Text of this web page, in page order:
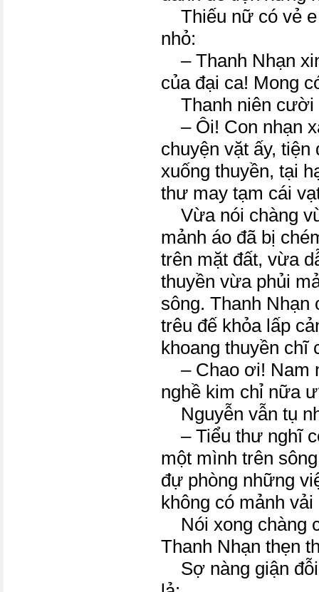
Thiếu nữ có vẻ e
nhỏ:
– Thanh Nhạn
của đại ca! Mong
Thanh niên cười
– Ôi! Con nhạn
chuyện vặt ấy,
xuống thuyền, tại
thư may tạm cái
Vừa nói chàng
mảnh áo đã bị
trên mặt đất, vừa
thuyền vừa phủi
sông. Thanh Nhạn
trêu đế khỏa lấp
khoang thuyền chĩ
– Chao ơi! Nam
nghề kim chỉ nữa
Nguyễn vẫn tụ
– Tiểu thư nghĩ
một mình trên
đự phòng những
không có mảnh
Nói xong chàng
Thanh Nhạn thẹn
Sợ nàng giận